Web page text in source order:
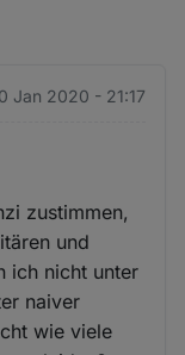
Jan 2020 - 21:17
zustimmen,
und
ich nicht unter
naiver
wie viele